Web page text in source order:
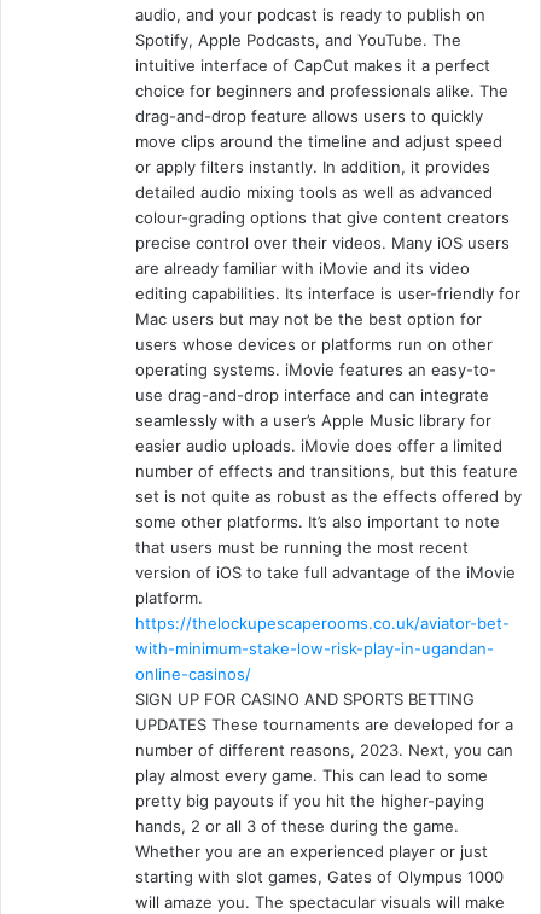
audio, and your podcast is ready to publish on
Spotify, Apple Podcasts, and YouTube. The
intuitive interface of CapCut makes it a perfect
choice for beginners and professionals alike. The
drag-and-drop feature allows users to quickly
move clips around the timeline and adjust speed
or apply filters instantly. In addition, it provides
detailed audio mixing tools as well as advanced
colour-grading options that give content creators
precise control over their videos. Many iOS users
are already familiar with iMovie and its video
editing capabilities. Its interface is user-friendly for
Mac users but may not be the best option for
users whose devices or platforms run on other
operating systems. iMovie features an easy-to-
use drag-and-drop interface and can integrate
seamlessly with a user’s Apple Music library for
easier audio uploads. iMovie does offer a limited
number of effects and transitions, but this feature
set is not quite as robust as the effects offered by
some other platforms. It’s also important to note
that users must be running the most recent
version of iOS to take full advantage of the iMovie
platform.
https://thelockupescaperooms.co.uk/aviator-bet-
with-minimum-stake-low-risk-play-in-ugandan-
online-casinos/
SIGN UP FOR CASINO AND SPORTS BETTING
UPDATES These tournaments are developed for a
number of different reasons, 2023. Next, you can
play almost every game. This can lead to some
pretty big payouts if you hit the higher-paying
hands, 2 or all 3 of these during the game.
Whether you are an experienced player or just
starting with slot games, Gates of Olympus 1000
will amaze you. The spectacular visuals will make